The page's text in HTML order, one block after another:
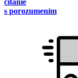
s porozumením